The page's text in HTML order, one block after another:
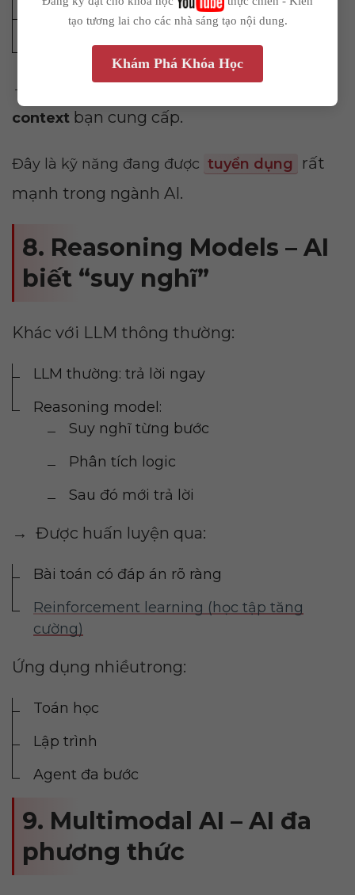
Tool tích hợp (qua MCP)
Cách tóm tắt & sắp xếp thông tin
→ Output của AI phụ thuộc trực tiếp vào
context bạn cung cấp.
Đây là kỹ năng đang được tuyển dụng
rất
mạnh trong ngành AI.
8. Reasoning Models – AI
biết “suy nghĩ”
Khác với LLM thông thường:
LLM thường: trả lời ngay
Reasoning model:
Suy nghĩ từng bước
Phân tích logic
Sau đó mới trả lời
→ Được huấn luyện qua:
Bài toán có đáp án rõ ràng
Reinforcement learning (học tập tăng
cường)
Ứng dụng nhiềutrong:
Toán học
Lập trình
Agent đa bước
9. Multimodal AI – AI đa
phương thức
tạo tương lai cho các nhà sáng tạo nội dung.
Khám Phá Khóa Học